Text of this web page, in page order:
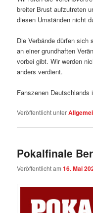
breiter Brust aufzutreten
diesen Umständen nicht
Die Verbände dürfen
an einer grundhaften
vorbei gibt. Wir werden
anders verdient.
Fanszenen Deutschlands
Veröffentlicht unter
Pokalfinale
Veröffentlicht am16. Mai